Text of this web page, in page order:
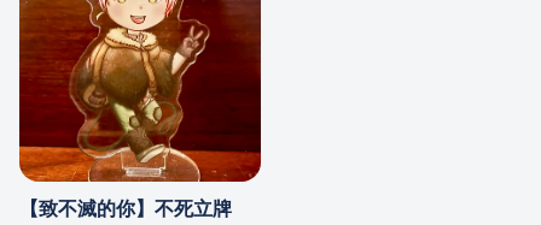
【致不滅的你】不死立牌